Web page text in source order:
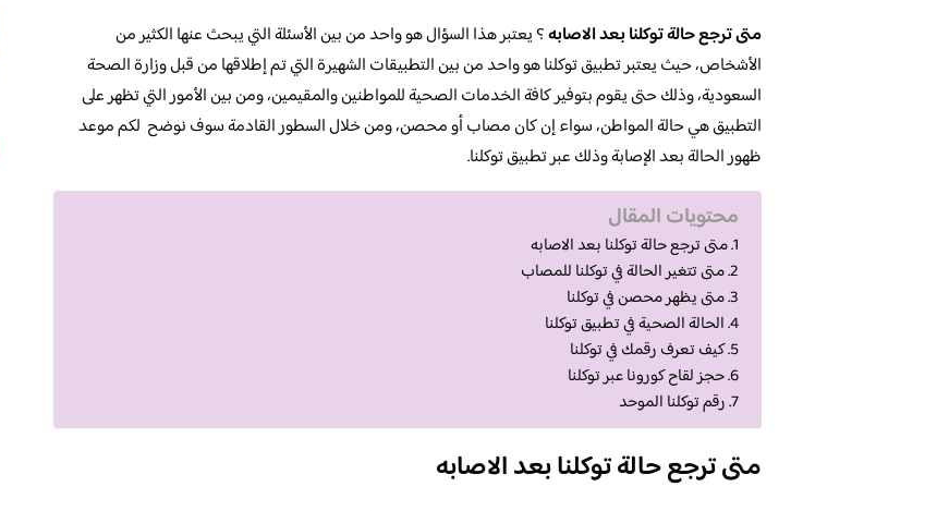
متى ترجع حالة توكلنا بعد الاصابه؟ يعتبر هذا السؤال هو واحد من بين الأسئلة التي يبحث عنها الكثير من
الأشخاص، حيث يعتبر تطبيق توكلنا هو واحد من بين التطبيقات الشهيرة التي تم إطلاقها من قبل وزارة الصحة
السعودية، وذلك حتى يقوم بتوفير كافة الخدمات الصحية للمواطنين والمقيمين، ومن بين الأمور التي تظهر على
التطبيق هي حالة المواطن، سواء إن كان مصاب أو محصن، ومن خلال السطور القادمة سوف نوضح لكم موعد
ظهور الحالة بعد الإصابة وذلك عبر تطبيق توكلنا.
محتويات المقال
متى ترجع حالة توكلنا بعد الاصابه
متى تتغير الحالة في توكلنا للمصاب
متى يظهر محصن في توكلنا
الحالة الصحية في تطبيق توكلنا
كيف تعرف رقمك في توكلنا
حجز لقاح كورونا عبر توكلنا
رقم توكلنا الموحد
متى ترجع حالة توكلنا بعد الاصابه